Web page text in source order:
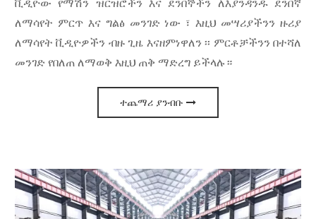
ቪዲዮው የማሽን ዝርዝሮችን እና ደንበኞችን ለእያንዳንዱ ደንበኛ
ለማሳየት ምርጥ እና ግልፅ መንገድ ነው ፣ እዚህ መሣሪያችንን ዙሪያ
ለማሳየት ቪዲዮዎችን ብዙ ጊዜ እናዘምነዋለን ፡፡ ምርቶቻችንን በተሻለ
መንገድ የበለጠ ለማወቅ እዚህ ጠቅ ማድረግ ይችላሉ።
ተጨማሪ ያንብቡ